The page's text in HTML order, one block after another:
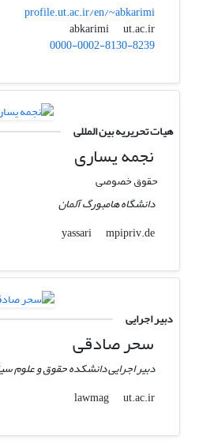
profile.ut.ac.ir/en/~abkarimi
abkarimi
ut.ac.ir
0000-0002-8130-8239
هیات تحریریه بین المللی
نجمه یساری
حقوق خصوصی
دانشگاه هامبورگ آلمان
yassari
mpipriv.de
دبیر اجرایی
سحر صادقی
دبیر اجرایی دانشکده حقوق و علوم
lawmag
ut.ac.ir